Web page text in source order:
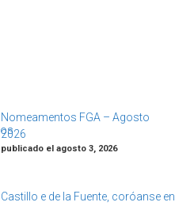
Nomeamentos FGA – Agosto
2026
publicado el agosto 3, 2026
Castillo e de la Fuente, coróanse en